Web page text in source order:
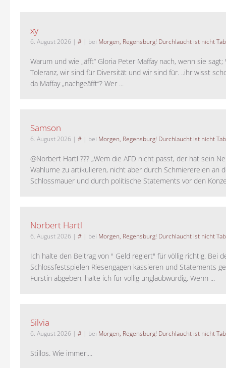
xy
6. August 2026 | # | bei Morgen, Regensburg! Durchlaucht ist nicht
Warum und wie „äfft“ Gloria Peter Maffay nach, wenn sie
Toleranz, wir sind für Diversität und wir sind für. ..ihr wisst
da Maffay „nachgeäfft“? Wer ...
Samson
6. August 2026 | # | bei Morgen, Regensburg! Durchlaucht ist nicht
@Norbert Hartl ??? „Wem die AFD nicht passt, der hat sein
Wahlurne zu artikulieren, nicht aber durch Schmierereien an
Schlossmauer und durch politische Statements vor den
Norbert Hartl
6. August 2026 | # | bei Morgen, Regensburg! Durchlaucht ist nicht
Ich halte den Beitrag von " Geld regiert" für völlig richtig. Bei
Schlossfestspielen Riesengagen kassieren und Statements
Fürstin abgeben, halte ich für völlig unglaubwürdig. Wenn ...
Silvia
6. August 2026 | # | bei Morgen, Regensburg! Durchlaucht ist nicht
Stillos. Wie immer....